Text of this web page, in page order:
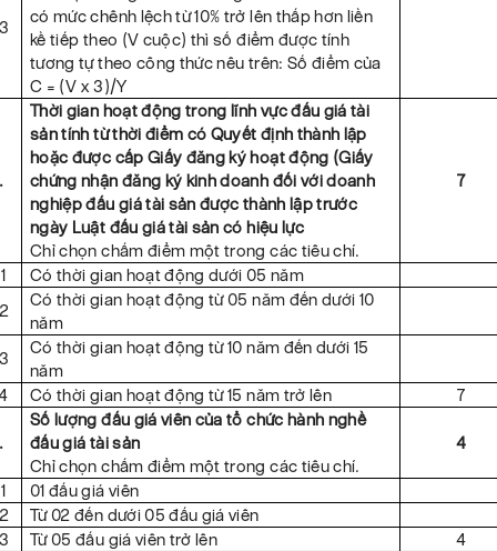
có mức chênh lệch từ 10% trở lên thấp hơn liền
kề tiếp theo (V cuộc) thì số điểm được tính
tương tự theo công thức nêu trên: Số điểm của
C = (V x 3)/Y
Thời gian hoạt động trong lĩnh vực đấu giá tài
sản tính từ thời điểm có Quyết định thành lập
hoặc được cấp Giấy đăng ký hoạt động (Giấy
chứng nhận đăng ký kinh doanh đối với doanh
nghiệp đấu giá tài sản được thành lập trước
ngày Luật đấu giá tài sản có hiệu lực
Chỉ chọn chấm điểm một trong các tiêu chí.
7
Có thời gian hoạt động dưới 05 năm
Có thời gian hoạt động từ 05 năm đến dưới 10
năm
Có thời gian hoạt động từ 10 năm đến dưới 15
năm
Có thời gian hoạt động từ 15 năm trở lên 7
Số lượng đấu giá viên của tổ chức hành nghề
đấu giá tài sản
Chỉ chọn chấm điểm một trong các tiêu chí.
4
01 đấu giá viên
Từ 02 đến dưới 05 đấu giá viên
Từ 05 đấu giá viên trở lên 4